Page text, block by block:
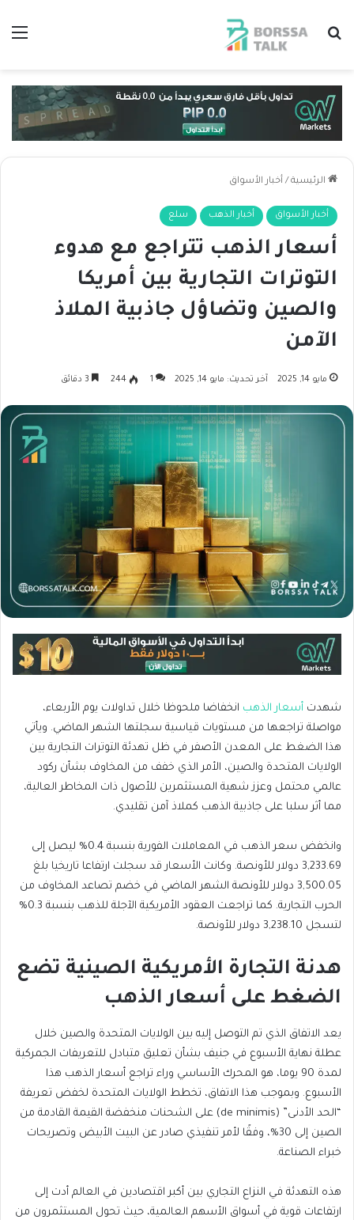
بحث عن
الرئيسية / أخبار الأسواق
أخبار الأسواق أخبار الذهب سلع
أسعار الذهب تتراجع مع هدوء
التوترات التجارية بين أمريكا
والصين وتضاؤل جاذبية الملاذ
الآمن
مايو 14, 2025 آخر تحديث: مايو 14, 2025 1
244
شهدت أسعار الذهب انخفاضا ملحوظا خلال تداولات يوم الأربعاء،
مواصلة تراجعها من مستويات قياسية سجلتها الشهر الماضي. ويأتي
هذا الضغط على المعدن الأصفر في ظل تهدئة التوترات التجارية بين
الولايات المتحدة والصين، الأمر الذي خفف من المخاوف بشأن ركود
عالمي محتمل وعزز شهية المستثمرين للأصول ذات المخاطر العالية،
مما أثر سلبا على جاذبية الذهب كملاذ آمن تقليدي.
وانخفض سعر الذهب في المعاملات الفورية بنسبة 0.4% ليصل إلى
3,233.69 دولار للأونصة. وكانت الأسعار قد سجلت ارتفاعا تاريخيا بلغ
3,500.05 دولار للأونصة الشهر الماضي في خضم تصاعد المخاوف من
الحرب التجارية. كما تراجعت العقود الأمريكية الآجلة للذهب بنسبة 0.3%
لتسجل 3,238.10 دولار للأونصة.
هدنة التجارة الأمريكية الصينية تضع
الضغط على أسعار الذهب
يعد الاتفاق الذي تم التوصل إليه بين الولايات المتحدة والصين خلال
عطلة نهاية الأسبوع في جنيف بشأن تعليق متبادل للتعريفات الجمركية
لمدة 90 يوما، هو المحرك الأساسي وراء تراجع أسعار الذهب هذا
الأسبوع. وبموجب هذا الاتفاق، تخطط الولايات المتحدة لخفض تعريفة
“الحد الأدنى” (de minimis) على الشحنات منخفضة القيمة القادمة من
الصين إلى 30%، وفقًا لأمر تنفيذي صادر عن البيت الأبيض وتصريحات
خبراء الصناعة.
هذه التهدئة في النزاع التجاري بين أكبر اقتصادين في العالم أدت إلى
ارتفاعات قوية في أسواق الأسهم العالمية، حيث تحول المستثمرون من